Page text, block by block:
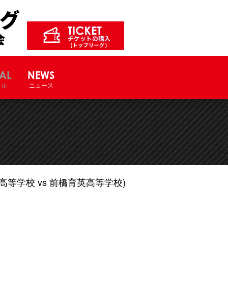
NEWS
ニュース
等学校 vs 前橋育英高等学校)